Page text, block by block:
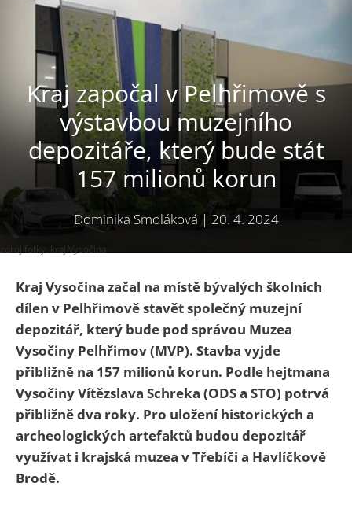
Kraj započal v Pelhřimově s
výstavbou muzejního
depozitáře, který bude stát
157 milionů korun
Dominika Smoláková | 20. 4. 2024
zdroj fotky: kraj Vysočina
Kraj Vysočina začal na místě bývalých školních
dílen v Pelhřimově stavět společný muzejní
depozitář, který bude pod správou Muzea
Vysočiny Pelhřimov (MVP). Stavba vyjde
přibližně na 157 milionů korun. Podle hejtmana
Vysočiny Vítězslava Schreka (ODS a STO) potrvá
přibližně dva roky. Pro uložení historických a
archeologických artefaktů budou depozitář
využívat i krajská muzea v Třebíči a Havlíčkově
Brodě.